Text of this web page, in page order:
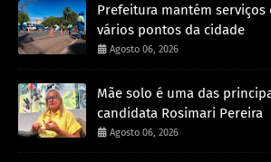
Prefeitura mantém serviços
vários pontos da cidade
Agosto 06, 2026
Mãe solo é uma das
candidata Rosimari Pereira
Agosto 06, 2026